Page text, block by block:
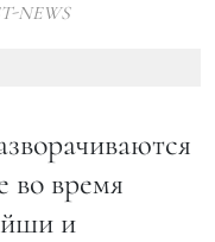
NEWS
во время
и